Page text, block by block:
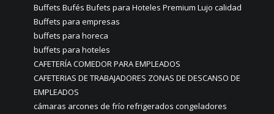
Buffets Bufés Bufets para Hoteles Premium Lujo calidad
Buffets para empresas
buffets para horeca
buffets para hoteles
CAFETERÍA COMEDOR PARA EMPLEADOS
CAFETERIAS DE TRABAJADORES ZONAS DE DESCANSO DE
EMPLEADOS
cámaras arcones de frío refrigerados congeladores